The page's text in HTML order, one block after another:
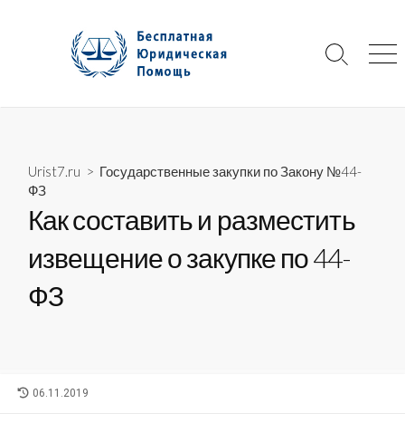
Search
Urist7.ru > Государственные закупки по Закону №44-
ФЗ
Как составить и разместить
извещение о закупке по 44-
ФЗ
LAST
06.11.2019